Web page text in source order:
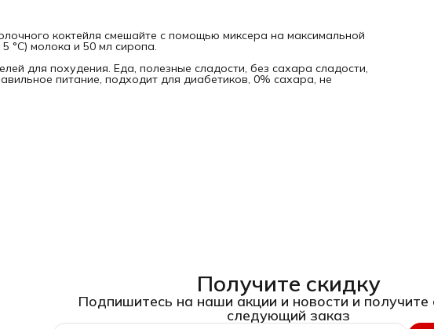
коктейля смешайте с помощью миксера на максимальной
°С) молока и 50 мл сиропа.
для похудения. Еда, полезные сладости, без сахара сладости,
питание, подходит для диабетиков, 0% сахара, не
Получите скидку
Подпишитесь на наши акции и новости и получите
следующий заказ